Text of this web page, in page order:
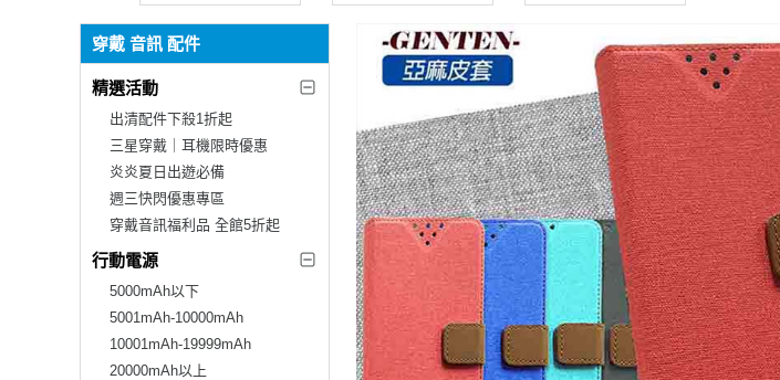
穿戴 音訊 配件
精選活動
出清配件下殺1折起
三星穿戴｜耳機限時優惠
炎炎夏日出遊必備
週三快閃優惠專區
穿戴音訊福利品 全館5折起
行動電源
5000mAh以下
5001mAh-10000mAh
10001mAh-19999mAh
20000mAh以上